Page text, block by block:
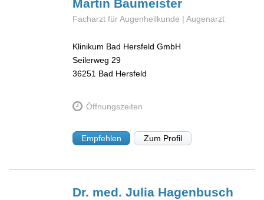
Martin Baumeister
Facharzt für Augenheilkunde | Augenarzt
Klinikum Bad Hersfeld GmbH
Seilerweg 29
36251 Bad Hersfeld
Öffnungszeiten
Empfehlen Zum Profil
Dr. med. Julia Hagenbusch